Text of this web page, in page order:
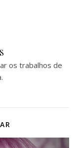
os trabalhos de